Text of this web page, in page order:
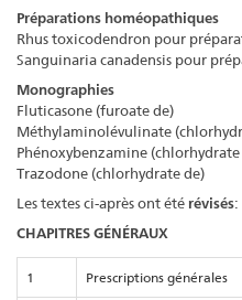
Préparations homéopathiques
Rhus toxicodendron pour
Sanguinaria canadensis pour
Monographies
Fluticasone (furoate de)
Méthylaminolévulinate
Phénoxybenzamine (chlorhydrate
Trazodone (chlorhydrate de)
Les textes ci-après ont été révisés:
CHAPITRES GÉNÉRAUX
1 Prescriptions générales